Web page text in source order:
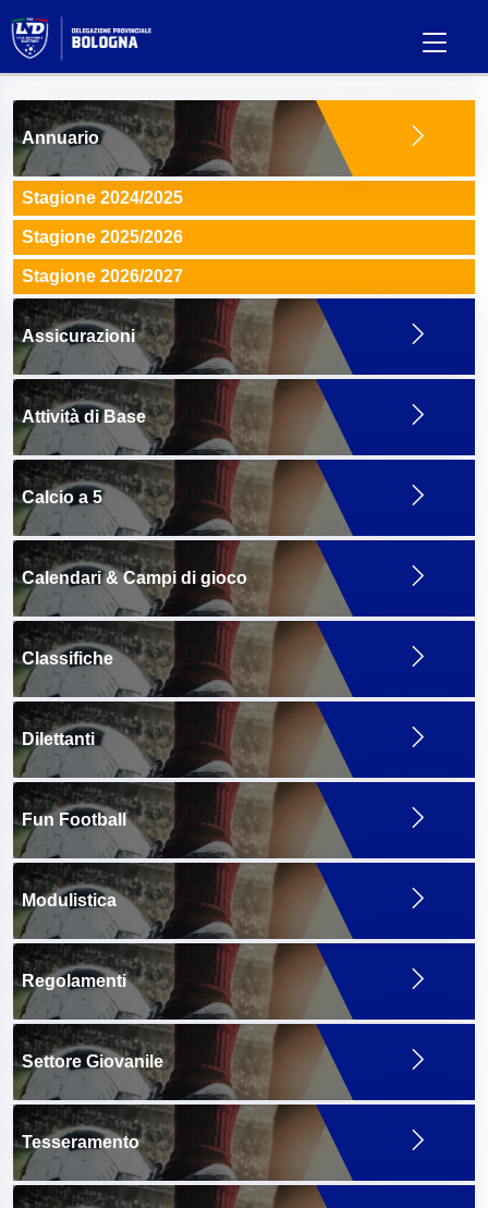
Annuario
Stagione 2024/2025
Stagione 2025/2026
Stagione 2026/2027
Assicurazioni
Attività di Base
Calcio a 5
Calendari & Campi di gioco
Classifiche
Dilettanti
Fun Football
Modulistica
Regolamenti
Settore Giovanile
Tesseramento